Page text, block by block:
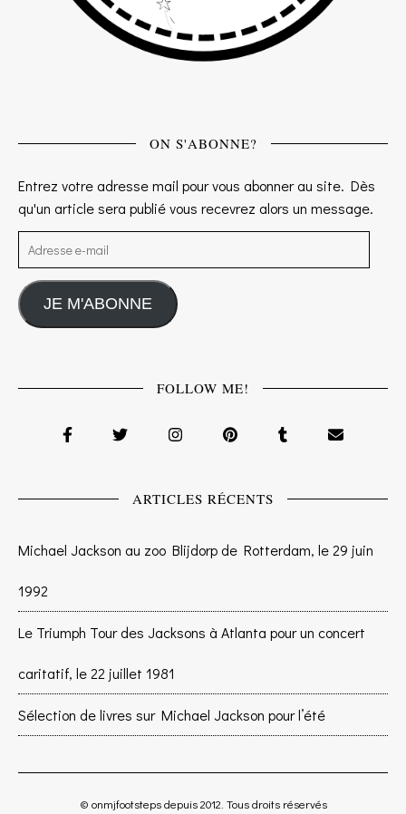
ON S'ABONNE?
Entrez votre adresse mail pour vous abonner au site. Dès
qu'un article sera publié vous recevrez alors un message.
Adresse e-mail
JE M'ABONNE
FOLLOW ME!
ARTICLES RÉCENTS
Michael Jackson au zoo Blijdorp de Rotterdam, le 29 juin
1992
Le Triumph Tour des Jacksons à Atlanta pour un concert
caritatif, le 22 juillet 1981
Sélection de livres sur Michael Jackson pour l’été
© onmjfootsteps depuis 2012. Tous droits réservés